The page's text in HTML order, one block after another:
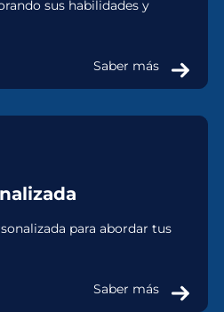
sus habilidades y
Saber más
para abordar tus
Saber más